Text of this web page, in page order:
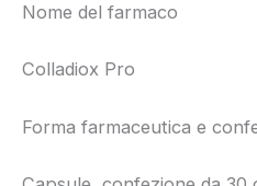
Nome del farmaco
Colladiox Pro
Forma farmaceutica e